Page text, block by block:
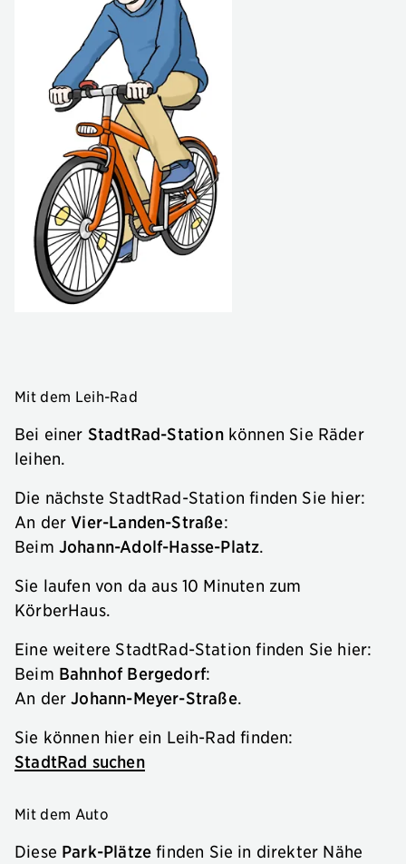
Mit dem Leih-Rad
Bei einer StadtRad-Stationkönnen Sie Räder
leihen.
Die nächste StadtRad-Station finden Sie hier:
An der Vier-Landen-Straße:
Beim Johann-Adolf-Hasse-Platz
Sie laufen von da aus 10 Minuten zum
KörberHaus.
Eine weitere StadtRad-Station finden Sie hier:
Beim Bahnhof Bergedorf:
An der Johann-Meyer-Straße.
Sie können hier ein Leih-Rad finden:
StadtRad suchen
Mit dem Auto
Diese Park-Plätze finden Sie in direkter Nähe